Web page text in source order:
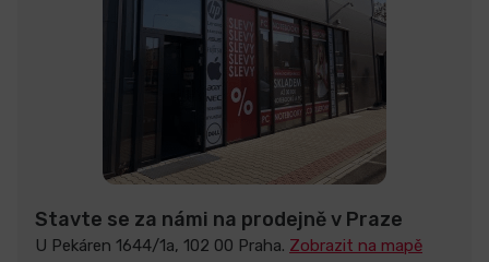
Stavte se za námi na prodejně v Praze
U Pekáren 1644/1a, 102 00 Praha. Zobrazit na mapě